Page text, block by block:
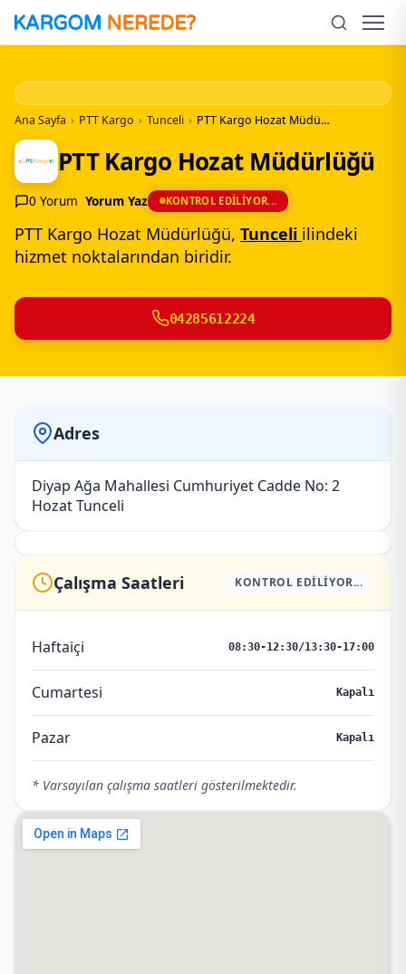
İçeriğe
Geç
Ana Sayfa › PTT Kargo › Tunceli › PTT Kargo Hozat Müdürlüğü
PTT Kargo Hozat Müdürlüğü
0 Yorum Yorum Yaz KONTROL EDILIYOR...
PTT Kargo Hozat Müdürlüğü, Tunceli ilindeki
hizmet noktalarından biridir.
04285612224
Adres
Diyap Ağa Mahallesi Cumhuriyet Cadde No: 2
Hozat Tunceli
Çalışma Saatleri KONTROL EDILIYOR...
Haftaiçi 08:30-12:30/13:30-17:00
Cumartesi Kapalı
Pazar Kapalı
* Varsayılan çalışma saatleri gösterilmektedir.